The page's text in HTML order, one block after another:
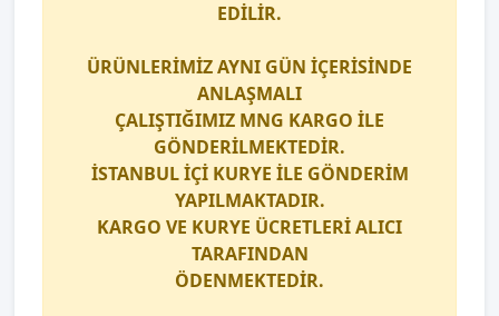
EDİLİR.
ÜRÜNLERİMİZ AYNI GÜN İÇERİSİNDE
ANLAŞMALI
ÇALIŞTIĞIMIZ MNG KARGO İLE
GÖNDERİLMEKTEDİR.
İSTANBUL İÇİ KURYE İLE GÖNDERİM
YAPILMAKTADIR.
KARGO VE KURYE ÜCRETLERİ ALICI
TARAFINDAN
ÖDENMEKTEDİR.